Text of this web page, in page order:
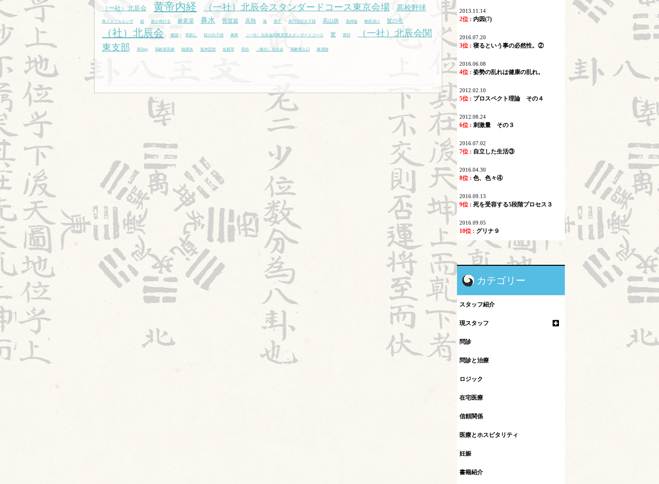
（一社）北辰会 黄帝内経 （一社）北辰会スタンダードコース東京会場 高校野球
鳥インフルエンザ 鯖 髪が伸びる 麻黄湯 鼻水 骨度篇 高熱 魂 黒子 高円宮妃久子様 高山病 鬼神論 鯛茶漬け 髪の毛
（社）北辰会 黄疸 馬刺し 鮭の白子焼 麻痺 （一社）北辰会関東支部スタンダードコース 驚 黄砂
（一社）北辰会関
東支部
馬Stay 高齢者医療 髄膜炎 鬼神思想 魚腥草 骨折 （般社）北辰会 高齢者人口 麻沸散
2013.11.14
2位 : 内因(7)
2016.07.20
3位 : 寝るという事の必然性。②
2016.06.08
4位 : 姿勢の乱れは健康の乱れ。
2012.02.10
5位 : プロスペクト理論 その４
2012.08.24
6位 : 刺激量 その３
2016.07.02
7位 : 自立した生活③
2016.04.30
8位 : 色、色々④
2016.09.13
9位 : 死を受容する5段階プロセス３
2016.09.05
10位 : グリナ９
カテゴリー
スタッフ紹介
現スタッフ
問診
問診と治療
ロジック
在宅医療
信頼関係
医療とホスピタリティ
妊娠
書籍紹介